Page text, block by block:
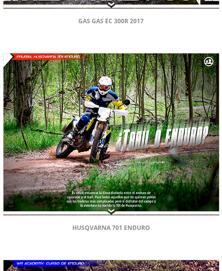
GAS GAS EC 300R 2017
HUSQVARNA 701 ENDURO